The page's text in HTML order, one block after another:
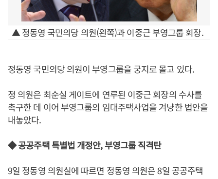
▲ 정동영 국민의당 의원(왼쪽)과 이중근 부영그룹 회장.
정동영 국민의당 의원이 부영그룹을 궁지로 몰고 있다.
정 의원은 최순실 게이트에 연루된 이중근 회장의 수사를
촉구한 데 이어 부영그룹의 임대주택사업을 겨냥한 법안을
내놓았다.
◆ 공공주택 특별법 개정안, 부영그룹 직격탄
9일 정동영 의원실에 따르면 정동영 의원은 8일 공공주택